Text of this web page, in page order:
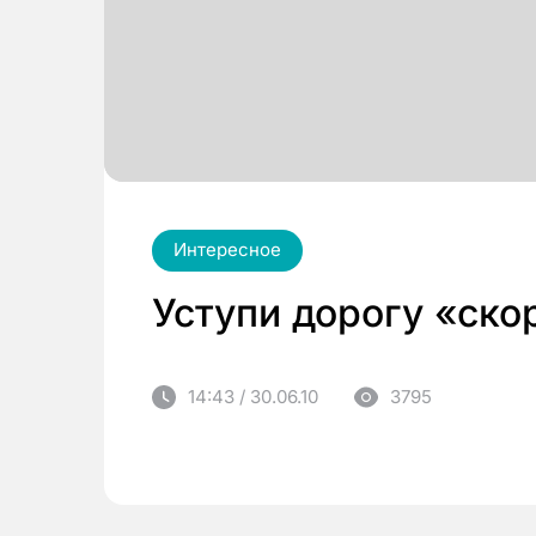
Интересное
Уступи дорогу
14:43 / 30.06.10 3795